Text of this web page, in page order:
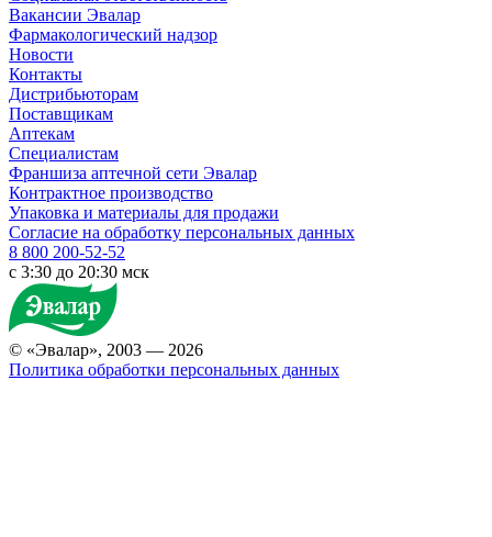
Вакансии Эвалар
Фармакологический надзор
Новости
Контакты
Дистрибьюторам
Поставщикам
Аптекам
Специалистам
Франшиза аптечной сети Эвалар
Контрактное производство
Упаковка и материалы для продажи
Согласие на обработку персональных данных
8 800 200-52-52
c 3:30 до 20:30 мск
© «Эвалар», 2003 — 2026
Политика обработки персональных данных